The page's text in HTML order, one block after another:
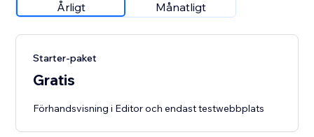
Årligt Månatligt
Starter-paket
Gratis
Förhandsvisning i Editor och endast testwebbplats